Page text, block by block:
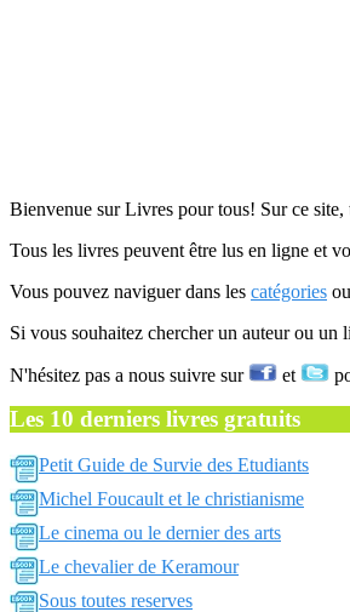
Bienvenue sur Livres pour tous! Sur ce
Tous les livres peuvent être lus en ligne et
Vous pouvez naviguer dans les catégories
Si vous souhaitez chercher un auteur ou
N'hésitez pas a nous suivre sur et
Les 10 derniers livres gratuits
Petit Guide de Survie des Etudiants
Michel Foucault et le christianisme
Le cinema ou le dernier des arts
Le chevalier de Keramour
Sous toutes reserves